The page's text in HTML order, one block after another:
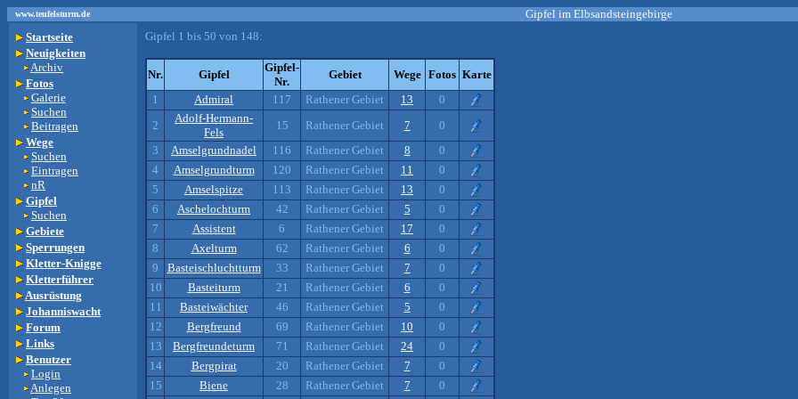
www.teufelsturm.de Gipfel im Elbsandsteingebirge
Startseite
Neuigkeiten
Archiv
Fotos
Galerie
Suchen
Beitragen
Wege
Suchen
Eintragen
nR
Gipfel
Suchen
Gebiete
Sperrungen
Kletter-Knigge
Kletterführer
Ausrüstung
Johanniswacht
Forum
Links
Benutzer
Login
Anlegen
Gipfel 1 bis 50 von 148:
Nr. Gipfel
Gipfel-
Nr.
Gebiet Wege Fotos Karte
1
Admiral 117 Rathener Gebiet 13
0
2
Adolf-Hermann-
Fels
15 Rathener Gebiet 7
0
3
Amselgrundnadel 116 Rathener Gebiet 8
0
4
Amselgrundturm 120 Rathener Gebiet 11
0
5
Amselspitze 113 Rathener Gebiet 13
0
6
Aschelochturm 42 Rathener Gebiet 5
0
7
Assistent 6 Rathener Gebiet 17
0
8
Axelturm 62 Rathener Gebiet 6
0
9
Basteischluchtturm 33 Rathener Gebiet 7
0
10
Basteiturm 21 Rathener Gebiet 6
0
11
Basteiwächter 46 Rathener Gebiet 5
0
12
Bergfreund 69 Rathener Gebiet 10
0
13
Bergfreundeturm 71 Rathener Gebiet 24
0
14
Bergpirat 20 Rathener Gebiet 7
0
15
Biene 28 Rathener Gebiet 7
0